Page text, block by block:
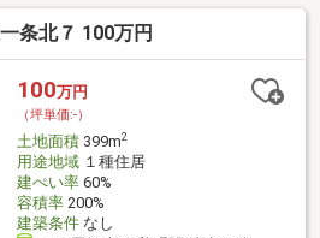
のお買い物にも便利♪■市街地に近
も動きやすい住環境です♪■商業施設
の落ち着きも感じられるエリア♪■住
車スペースやお庭のある暮らしを検
♪お気軽にお問い合わせください
条北７ 100万円
100万円
（坪単価:-）
土地面積399m2
用途地域１種住居
建ぺい率60%
容積率200%
建築条件なし